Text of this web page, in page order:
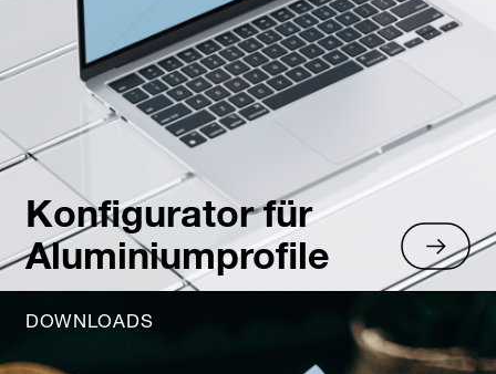
Konfigurator für
Aluminiumprofile
DOWNLOADS